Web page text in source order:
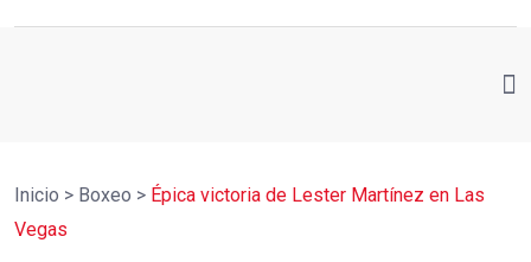
Inicio > Boxeo > Épica victoria de Lester Martínez en Las
Vegas